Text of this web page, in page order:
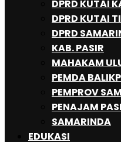
DPRD KUTAI
DPRD KUTAI
DPRD
KAB. PASIR
MAHAKAM
PEMDA
PEMPROV
PENAJAM
SAMARINDA
EDUKASI